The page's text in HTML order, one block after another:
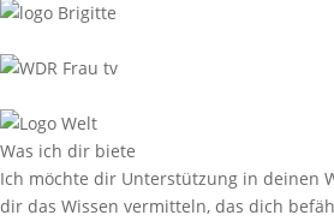
Was ich dir biete
Ich möchte dir Unterstützung in deinen
dir das Wissen vermitteln, das dich